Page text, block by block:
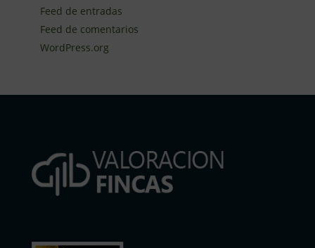
Feed de entradas
Feed de comentarios
WordPress.org